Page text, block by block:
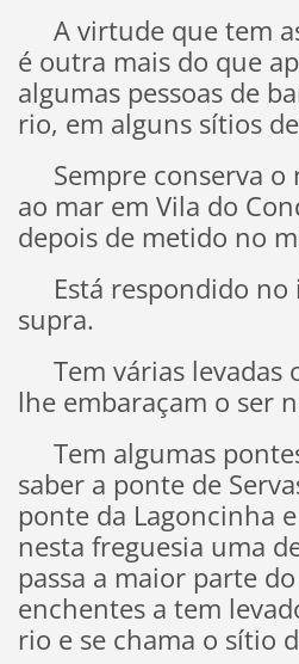
A virtude que tem
é outra mais do que
algumas pessoas de
rio, em alguns sítios
Sempre conserva o
ao mar em Vila do
depois de metido no
Está respondido no
supra.
Tem várias levadas
lhe embaraçam o ser
Tem algumas
saber a ponte de
ponte da Lagoncinha
nesta freguesia uma
passa a maior parte
enchentes a tem
rio e se chama o sítio